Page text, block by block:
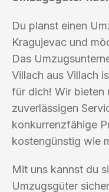
Du planst einen
Kragujevac und
Das
Villach aus Villach
für dich! Wir bieten
zuverlässigen
konkurrenzfähige
kostengünstig wie
Mit uns kannst du
Umzugsgüter